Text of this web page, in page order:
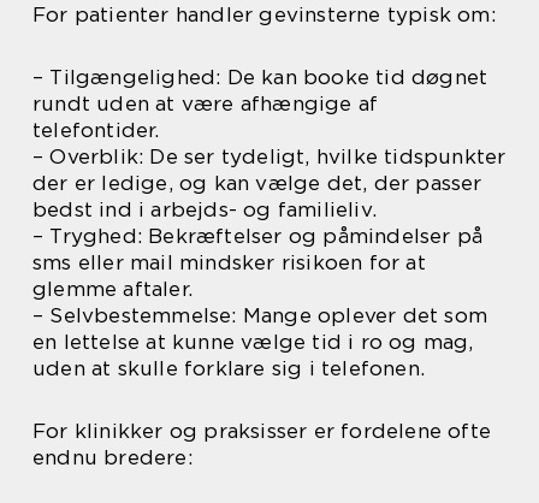
For patienter handler gevinsterne typisk om:
– Tilgængelighed: De kan booke tid døgnet
rundt uden at være afhængige af
telefontider.
– Overblik: De ser tydeligt, hvilke tidspunkter
der er ledige, og kan vælge det, der passer
bedst ind i arbejds- og familieliv.
– Tryghed: Bekræftelser og påmindelser på
sms eller mail mindsker risikoen for at
glemme aftaler.
– Selvbestemmelse: Mange oplever det som
en lettelse at kunne vælge tid i ro og mag,
uden at skulle forklare sig i telefonen.
For klinikker og praksisser er fordelene ofte
endnu bredere: